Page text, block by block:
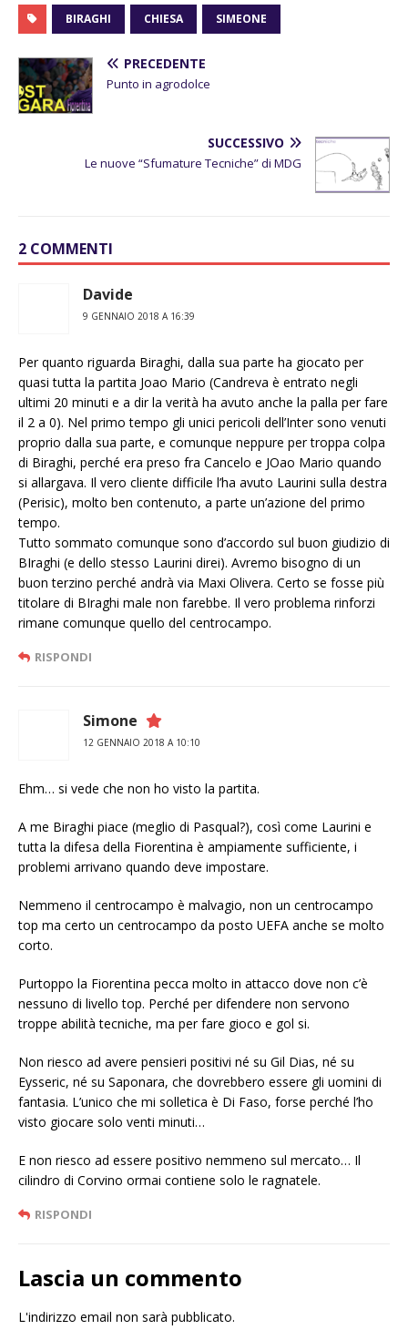
BIRAGHI CHIESA SIMEONE
PRECEDENTE
Punto in agrodolce
SUCCESSIVO
Le nuove “Sfumature Tecniche” di MDG
2 COMMENTI
Davide
9 GENNAIO 2018 A 16:39
Per quanto riguarda Biraghi, dalla sua parte ha giocato per
quasi tutta la partita Joao Mario (Candreva è entrato negli
ultimi 20 minuti e a dir la verità ha avuto anche la palla per fare
il 2 a 0). Nel primo tempo gli unici pericoli dell’Inter sono venuti
proprio dalla sua parte, e comunque neppure per troppa colpa
di Biraghi, perché era preso fra Cancelo e JOao Mario quando
si allargava. Il vero cliente difficile l’ha avuto Laurini sulla destra
(Perisic), molto ben contenuto, a parte un’azione del primo
tempo.
Tutto sommato comunque sono d’accordo sul buon giudizio di
BIraghi (e dello stesso Laurini direi). Avremo bisogno di un
buon terzino perché andrà via Maxi Olivera. Certo se fosse più
titolare di BIraghi male non farebbe. Il vero problema rinforzi
rimane comunque quello del centrocampo.
RISPONDI
Simone
12 GENNAIO 2018 A 10:10
Ehm… si vede che non ho visto la partita.
A me Biraghi piace (meglio di Pasqual?), così come Laurini e
tutta la difesa della Fiorentina è ampiamente sufficiente, i
problemi arrivano quando deve impostare.
Nemmeno il centrocampo è malvagio, non un centrocampo
top ma certo un centrocampo da posto UEFA anche se molto
corto.
Purtoppo la Fiorentina pecca molto in attacco dove non c’è
nessuno di livello top. Perché per difendere non servono
troppe abilità tecniche, ma per fare gioco e gol si.
Non riesco ad avere pensieri positivi né su Gil Dias, né su
Eysseric, né su Saponara, che dovrebbero essere gli uomini di
fantasia. L’unico che mi solletica è Di Faso, forse perché l’ho
visto giocare solo venti minuti…
E non riesco ad essere positivo nemmeno sul mercato… Il
cilindro di Corvino ormai contiene solo le ragnatele.
RISPONDI
Lascia un commento
L'indirizzo email non sarà pubblicato.